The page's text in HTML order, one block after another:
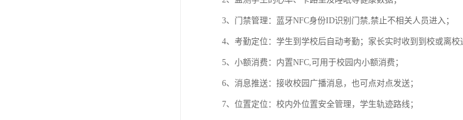
3、门禁管理：蓝牙NFC身份ID识别门禁,禁止不相关人员进入；
4、考勤定位：学生到学校后自动考勤；家长实时收到到校或离校
5、小额消费：内置NFC,可用于校园内小额消费；
6、消息推送：接收校园广播消息，也可点对点发送；
7、位置定位：校内外位置安全管理，学生轨迹路线；